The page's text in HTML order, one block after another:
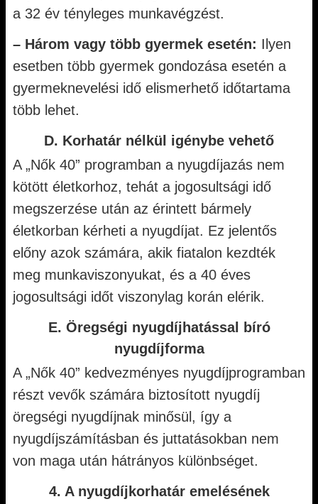
a 32 év tényleges munkavégzést.
– Három vagy több gyermek esetén: Ilyen
esetben több gyermek gondozása esetén a
gyermeknevelési idő elismerhető időtartama
több lehet.
D. Korhatár nélkül igénybe vehető
A „Nők 40” programban a nyugdíjazás nem
kötött életkorhoz, tehát a jogosultsági idő
megszerzése után az érintett bármely
életkorban kérheti a nyugdíjat. Ez jelentős
előny azok számára, akik fiatalon kezdték
meg munkaviszonyukat, és a 40 éves
jogosultsági időt viszonylag korán elérik.
E. Öregségi nyugdíjhatással bíró
nyugdíjforma
A „Nők 40” kedvezményes nyugdíjprogramban
részt vevők számára biztosított nyugdíj
öregségi nyugdíjnak minősül, így a
nyugdíjszámításban és juttatásokban nem
von maga után hátrányos különbséget.
4. A nyugdíjkorhatár emelésének